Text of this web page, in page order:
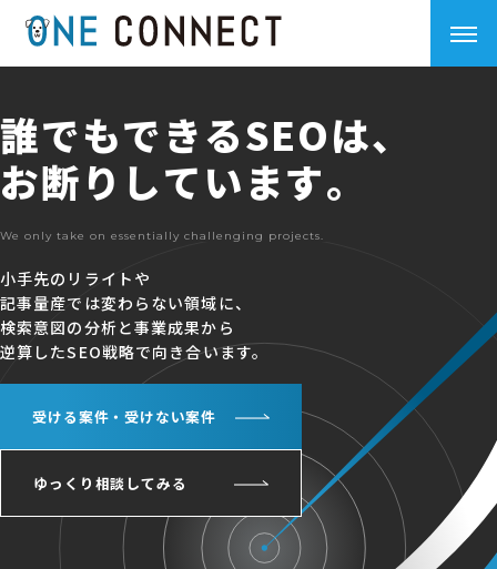
誰でもできるSEOは、
お断り しています。
We only take on essentially challenging projects.
小手先のリライトや
記事量産では変わらない領域に、
検索意図の分析と事業成果から
逆算したSEO戦略で向き合います。
受ける案件・受けない案件
ゆっくり相談してみる